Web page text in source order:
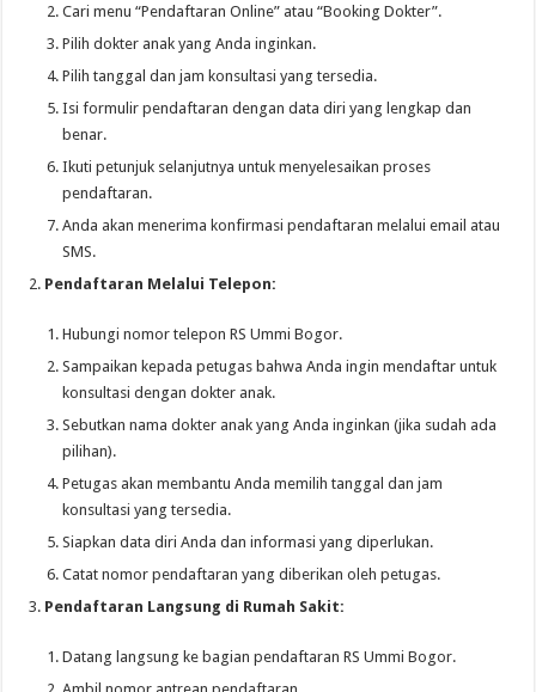
Cari menu “Pendaftaran Online” atau “Booking Dokter”.
Pilih dokter anak yang Anda inginkan.
Pilih tanggal dan jam konsultasi yang tersedia.
Isi formulir pendaftaran dengan data diri yang lengkap dan
benar.
Ikuti petunjuk selanjutnya untuk menyelesaikan proses
pendaftaran.
Anda akan menerima konfirmasi pendaftaran melalui email atau
SMS.
Pendaftaran Melalui Telepon:
Hubungi nomor telepon RS Ummi Bogor.
Sampaikan kepada petugas bahwa Anda ingin mendaftar untuk
konsultasi dengan dokter anak.
Sebutkan nama dokter anak yang Anda inginkan (jika sudah ada
pilihan).
Petugas akan membantu Anda memilih tanggal dan jam
konsultasi yang tersedia.
Siapkan data diri Anda dan informasi yang diperlukan.
Catat nomor pendaftaran yang diberikan oleh petugas.
Pendaftaran Langsung di Rumah Sakit:
Datang langsung ke bagian pendaftaran RS Ummi Bogor.